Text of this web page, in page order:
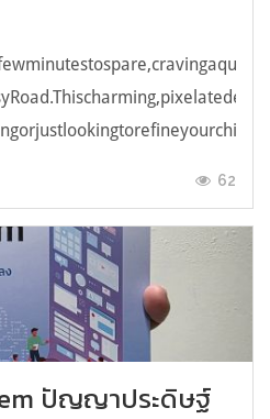
62
ปัญญาประดิษฐ์